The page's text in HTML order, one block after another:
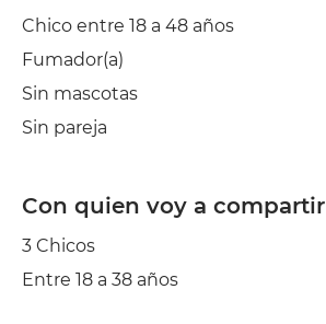
Chico entre 18 a 48 años
Fumador(a)
Sin mascotas
Sin pareja
Con quien voy a compartir
3 Chicos
Entre 18 a 38 años